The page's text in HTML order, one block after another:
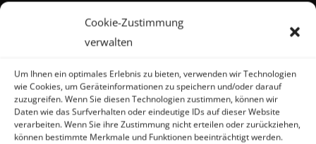
Cookie-Zustimmung
verwalten
Um Ihnen ein optimales Erlebnis zu bieten, verwenden wir Technologien
wie Cookies, um Geräteinformationen zu speichern und/oder darauf
zuzugreifen. Wenn Sie diesen Technologien zustimmen, können wir
Daten wie das Surfverhalten oder eindeutige IDs auf dieser Website
verarbeiten. Wenn Sie ihre Zustimmung nicht erteilen oder zurückziehen,
können bestimmte Merkmale und Funktionen beeinträchtigt werden.
Registrierung als Käufer
Kontakt